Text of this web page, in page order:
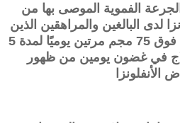
الفموية الموصى بها من
لدى البالغين والمراهقين الذين
تبلغ أعمارهم 13 عامًا فما فوق 75 مجم مرتين يوميًا لمدة 5
في غضون يومين من ظهور
الأنفلونزا